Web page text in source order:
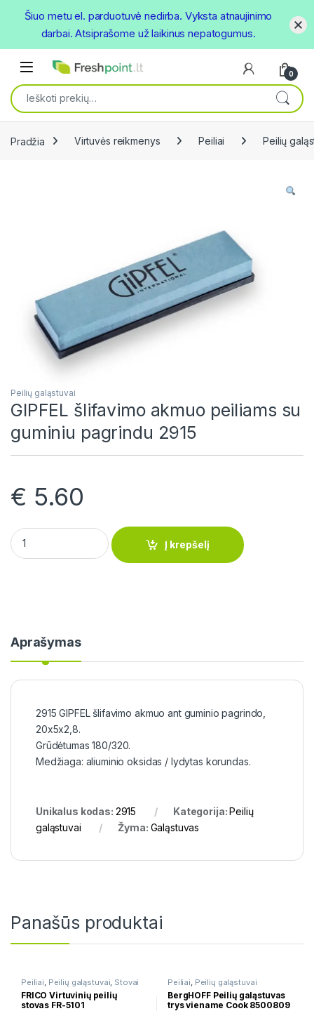
Open
0
Ieškoti:
Pradžia Virtuvės reikmenys Peiliai Peilių
Peilių galąstuvai
GIPFEL šlifavimo akmuo peiliams su
guminiu pagrindu 2915
€ 5.60
GIPFEL šlifavimo akmuo peiliams su guminiu pagrindu 2915
Į krepšelį
Aprašymas
2915 GIPFEL šlifavimo akmuo ant guminio pagrindo,
20x5x2,8.
Grūdėtumas 180/320.
Medžiaga: aliuminio oksidas / lydytas korundas.
Unikalus kodas: 2915 Kategorija:Peilių
galąstuvai
Žyma: Galąstuvas
Panašūs produktai
Peiliai, Peilių galąstuvai, Stovai
peiliams, Virtuvės įrankių
rinkiniai
FRICO Virtuvinių peilių
stovas FR-5101
Peiliai, Peilių galąstuvai
BergHOFF Peilių galąstuvas
trys viename Cook 8500809
Šiuo metu el. parduotuvė nedirba. Vyksta atnaujinimo
darbai. Atsiprašome už laikinus nepatogumus.